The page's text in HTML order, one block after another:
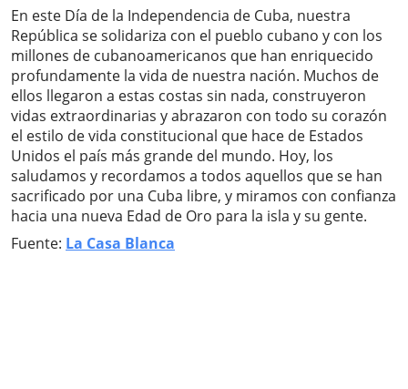
En este Día de la Independencia de Cuba, nuestra
República se solidariza con el pueblo cubano y con los
millones de cubanoamericanos que han enriquecido
profundamente la vida de nuestra nación. Muchos de
ellos llegaron a estas costas sin nada, construyeron
vidas extraordinarias y abrazaron con todo su corazón
el estilo de vida constitucional que hace de Estados
Unidos el país más grande del mundo. Hoy, los
saludamos y recordamos a todos aquellos que se han
sacrificado por una Cuba libre, y miramos con confianza
hacia una nueva Edad de Oro para la isla y su gente.
Fuente: La Casa Blanca